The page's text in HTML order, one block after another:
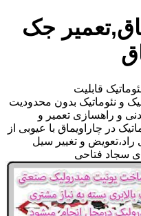
جک
قابلیت
و نئوماتیک بدون محدودیت
و راهسازی تعمیر و
در چاراویماق با عیوبی از
و تغییر سیل